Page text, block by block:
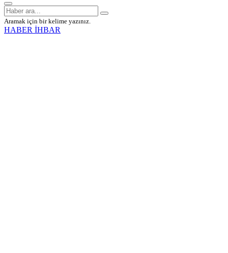
Aramak için bir kelime yazınız.
HABER İHBAR